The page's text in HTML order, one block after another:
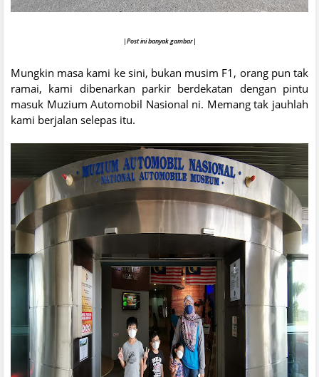
|Post ini banyak gambar|
Mungkin masa kami ke sini, bukan musim F1, orang pun tak
ramai, kami dibenarkan parkir berdekatan dengan pintu
masuk Muzium Automobil Nasional ni. Memang tak jauhlah
kami berjalan selepas itu.